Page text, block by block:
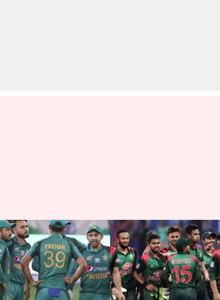
बांग्लादेश के खिलाफ क्या चमत्कार
कर पाएगी पाकिस्तान? जानें
संभावित टीमें और ड्रीम इलेवन
लेखन मोहम्मद वाहिद Jul 04, 2019 03:19 pm